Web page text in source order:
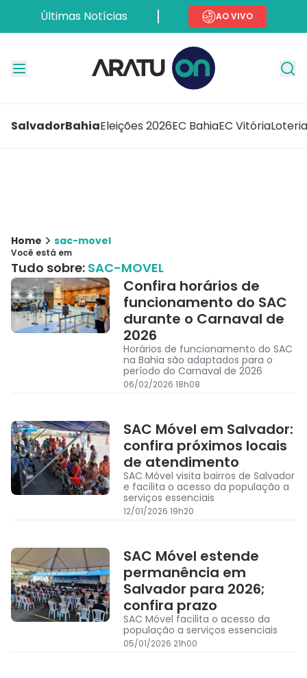
Últimas Notícias AO VIVO
SalvadorBahiaEleições 2026EC BahiaEC Vitória
Home sac-movel
Você está em
Tudo sobre: SAC-MOVEL
Confira horários de
funcionamento do SAC
durante o Carnaval de
2026
Horários de funcionamento do SAC
na Bahia são adaptados para o
período do Carnaval de 2026
06/02/2026 18h08
SAC Móvel em Salvador:
confira próximos locais
de atendimento
SAC Móvel visita bairros de Salvador
e facilita o acesso da população a
serviços essenciais
12/01/2026 19h20
SAC Móvel estende
permanência em
Salvador para 2026;
confira prazo
SAC Móvel facilita o acesso da
população a serviços essenciais
05/01/2026 21h00